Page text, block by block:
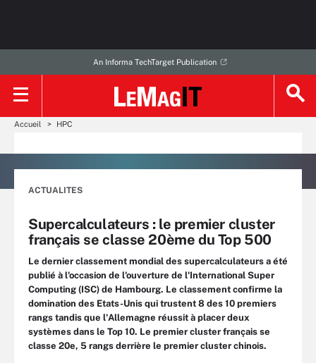
An Informa TechTarget Publication
Accueil HPC
ACTUALITES
Supercalculateurs : le premier cluster
français se classe 20ème du Top 500
Le dernier classement mondial des supercalculateurs a été
publié à l'occasion de l'ouverture de l'International Super
Computing (ISC) de Hambourg. Le classement confirme la
domination des Etats-Unis qui trustent 8 des 10 premiers
rangs tandis que l'Allemagne réussit à placer deux
systèmes dans le Top 10. Le premier cluster français se
classe 20e, 5 rangs derrière le premier cluster chinois.